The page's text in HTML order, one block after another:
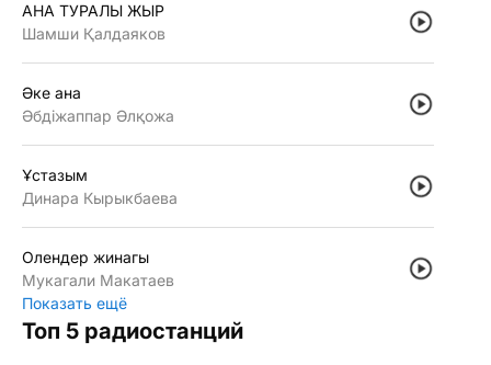
АНА ТУРАЛЫ ЖЫР
Шамши Қалдаяков
Әке ана
Әбдiжаппар Әлқожа
Ұстазым
Динара Кырыкбаева
Олендер жинагы
Мукагали Макатаев
Показать ещё
Топ 5 радиостанций